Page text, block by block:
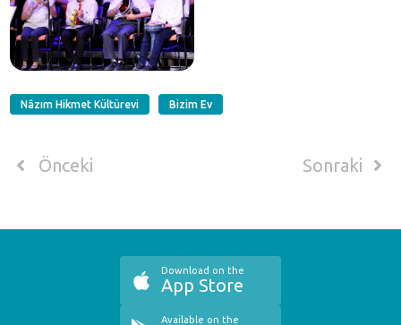
Nâzım Hikmet Kültürevi Bizim Ev
Önceki Sonraki
Download on the
App Store
Available on the